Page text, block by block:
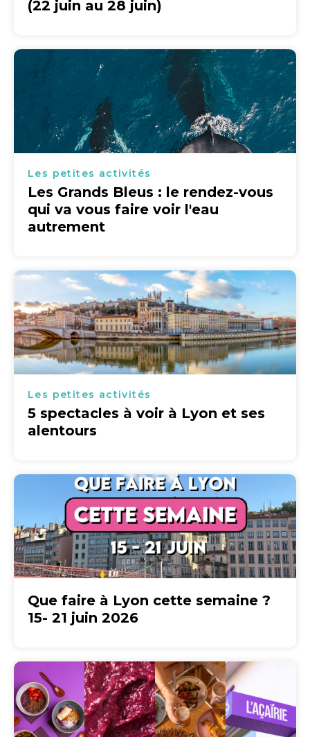
(22 juin au 28 juin)
Les petites activités
Les Grands Bleus : le rendez-vous
qui va vous faire voir l'eau
autrement
Les petites activités
5 spectacles à voir à Lyon et ses
alentours
Que faire à Lyon cette semaine ?
15- 21 juin 2026